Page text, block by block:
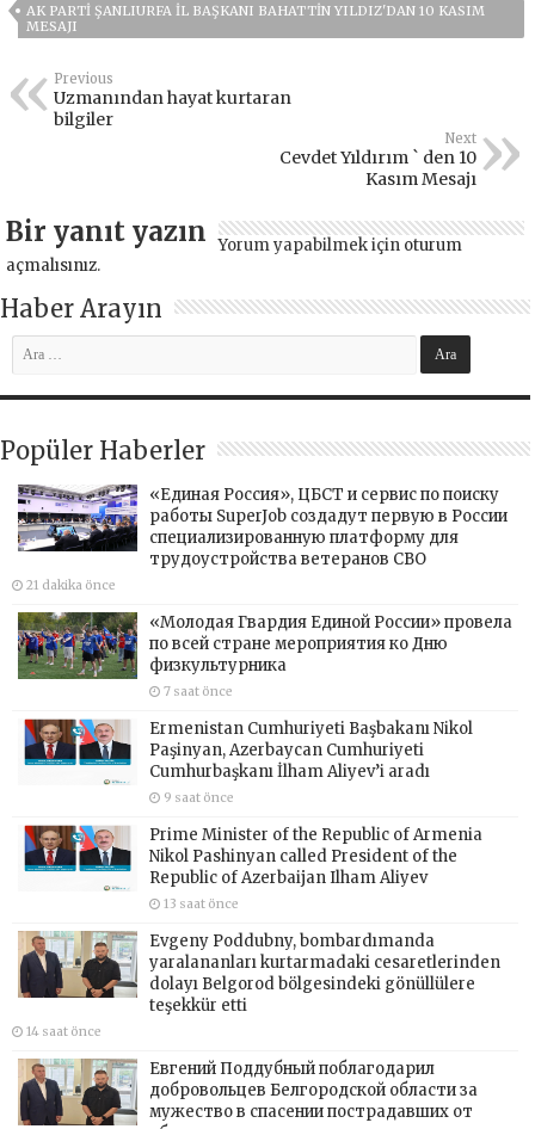
AK PARTI ŞANLIURFA İL BAŞKANI BAHATTIN YILDIZ'DAN 10 KASIM
MESAJI
Previous
Uzmanından hayat kurtaran
bilgiler
Next
Cevdet Yıldırım ` den 10
Kasım Mesajı
Bir yanıt yazın Yorum yapabilmek için oturum
açmalısınız.
Haber Arayın
Popüler Haberler
«Единая Россия», ЦБСТ и сервис по поиску
работы SuperJob создадут первую в России
специализированную платформу для
трудоустройства ветеранов СВО
21 dakika önce
«Молодая Гвардия Единой России» провела
по всей стране мероприятия ко Дню
физкультурника
7 saat önce
Ermenistan Cumhuriyeti Başbakanı Nikol
Paşinyan, Azerbaycan Cumhuriyeti
Cumhurbaşkanı İlham Aliyev’i aradı
9 saat önce
Prime Minister of the Republic of Armenia
Nikol Pashinyan called President of the
Republic of Azerbaijan Ilham Aliyev
13 saat önce
Evgeny Poddubny, bombardımanda
yaralananları kurtarmadaki cesaretlerinden
dolayı Belgorod bölgesindeki gönüllülere
teşekkür etti
14 saat önce
Евгений Поддубный поблагодарил
добровольцев Белгородской области за
мужество в спасении пострадавших от